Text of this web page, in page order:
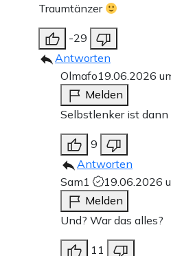
Traumtänzer
-29
Antworten
Olmafo19.06.2026
Melden
Selbstlenker ist dann
9
Antworten
Sam1
19.06.2026
Melden
Und? War das alles?
11